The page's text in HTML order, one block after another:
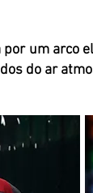
um
do ar